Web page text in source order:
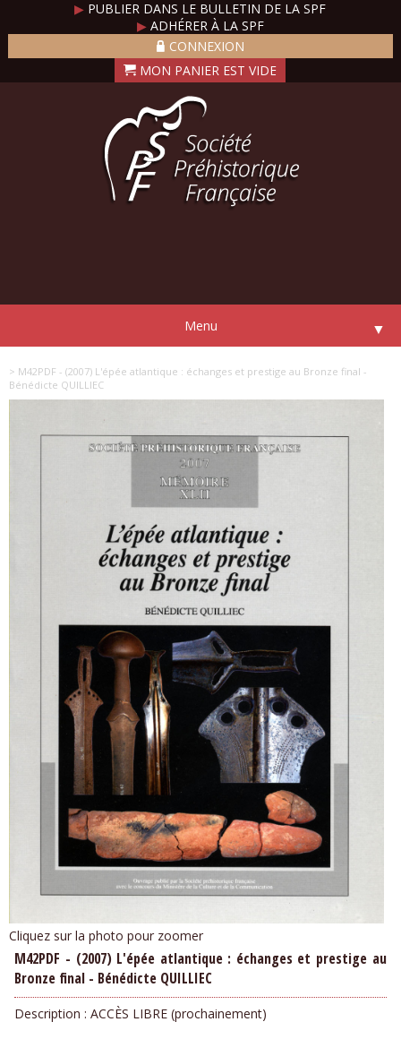
▶ PUBLIER DANS LE BULLETIN DE LA SPF
▶ADHÉRER À LA SPF
CONNEXION
Menu ▼
> M42PDF - (2007) L'épée atlantique : échanges et prestige au Bronze final -
Bénédicte QUILLIEC
Cliquez sur la photo pour zoomer
M42PDF - (2007) L'épée atlantique : échanges et prestige au
Bronze final - Bénédicte QUILLIEC
Description :ACCÈS LIBRE (prochainement)